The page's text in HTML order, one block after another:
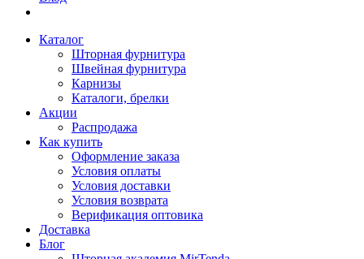
Каталог
Шторная фурнитура
Швейная фурнитура
Карнизы
Каталоги, брелки
Акции
Распродажа
Как купить
Оформление заказа
Условия оплаты
Условия доставки
Условия возврата
Верификация оптовика
Доставка
Блог